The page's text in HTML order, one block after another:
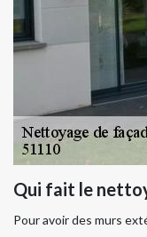
Qui fait le
Pour avoir des murs